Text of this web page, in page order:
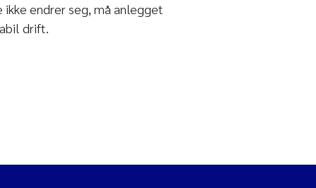
endrer seg, må anlegget
drift.